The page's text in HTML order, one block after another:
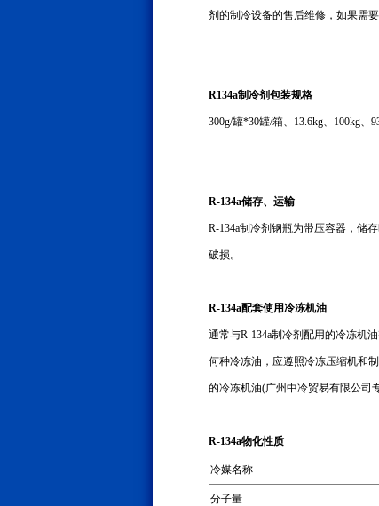
剂的制冷设备的售后维修，如果需
R134a制冷剂包装规格
300g/罐*30罐/箱、13.6kg、100kg、
R-134a储存、运输
R-134a制冷剂钢瓶为带压容器，储
破损。
R-134a配套使用冷冻机油
通常与R-134a制冷剂配用的冷冻机油
何种冷冻油，应遵照冷冻压缩机和
的冷冻机油(广州中冷贸易有限公司
R-134a物化性质
冷媒名称
分子量